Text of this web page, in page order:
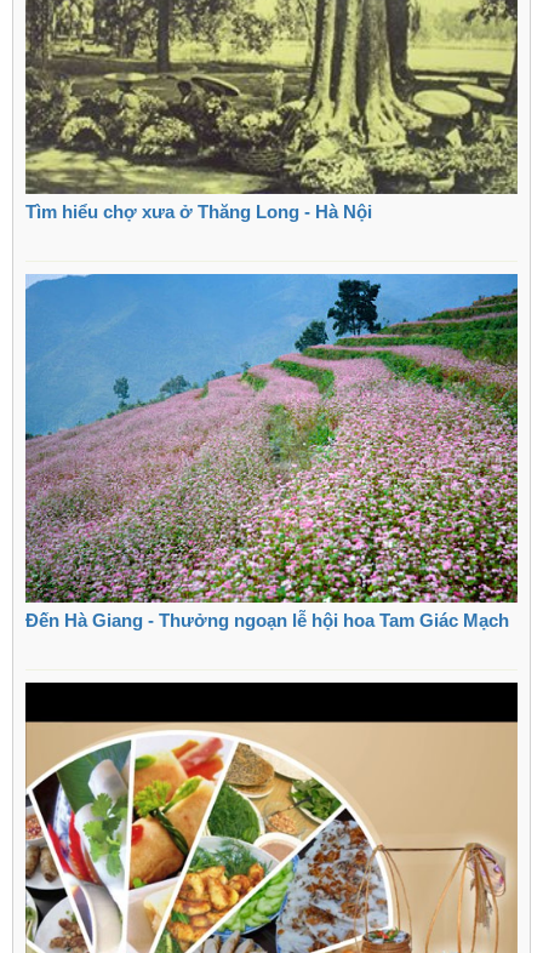
Tìm hiểu chợ xưa ở Thăng Long - Hà Nội
Đến Hà Giang - Thưởng ngoạn lễ hội hoa Tam Giác Mạch